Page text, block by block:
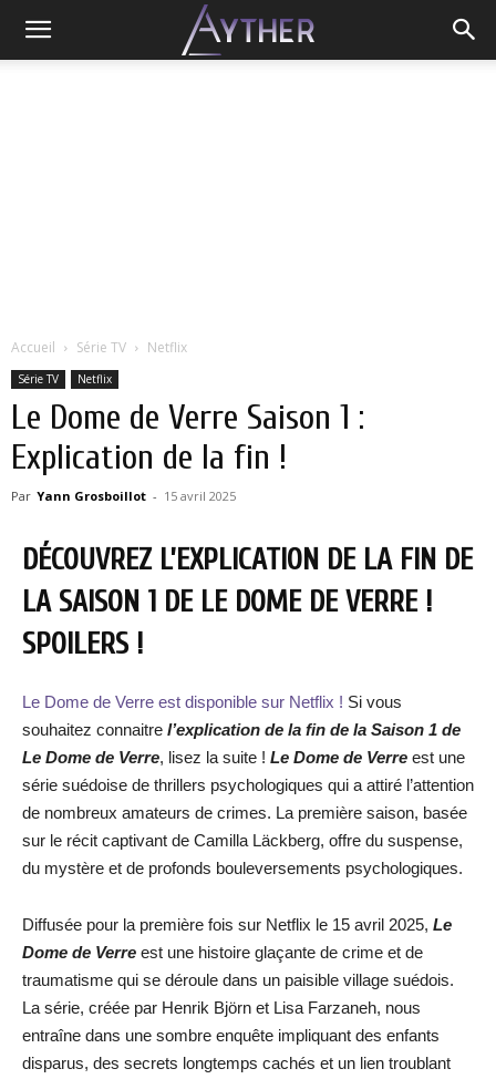
Accueil Série TV Netflix
Série TV Netflix
Le Dome de Verre Saison 1 :
Explication de la fin !
Par Yann Grosboillot - 15 avril 2025
DÉCOUVREZ L’EXPLICATION DE LA FIN DE
LA SAISON 1 DE LE DOME DE VERRE !
SPOILERS !
Le Dome de Verre est disponible sur Netflix ! Si vous
souhaitez connaitre l’explication de la fin de la Saison 1 de
Le Dome de Verre, lisez la suite ! Le Dome de Verre est une
série suédoise de thrillers psychologiques qui a attiré l’attention
de nombreux amateurs de crimes. La première saison, basée
sur le récit captivant de Camilla Läckberg, offre du suspense,
du mystère et de profonds bouleversements psychologiques.
Diffusée pour la première fois sur Netflix le 15 avril 2025, Le
Dome de Verre est une histoire glaçante de crime et de
traumatisme qui se déroule dans un paisible village suédois.
La série, créée par Henrik Björn et Lisa Farzaneh, nous
entraîne dans une sombre enquête impliquant des enfants
disparus, des secrets longtemps cachés et un lien troublant